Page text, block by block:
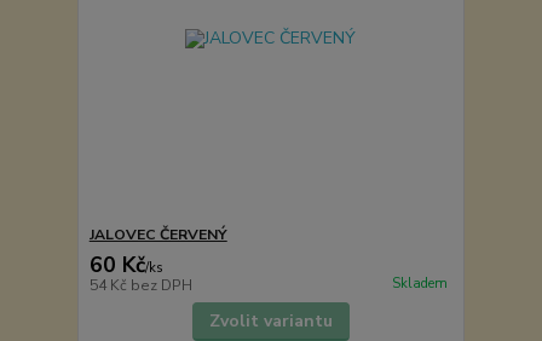
JALOVEC ČERVENÝ
60 Kč/ks
54 Kč bez DPH Skladem
Zvolit variantu